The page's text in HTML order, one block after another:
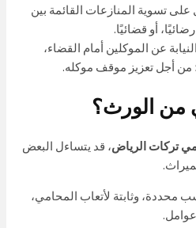
على تسوية المنازعات القائمة بين
أو قضائيًا.
عن الموكلين أمام القضاء،
من أجل تعزيز موقف موكله.
من الورث؟
تركات الرياض، قد يتساءل البعض
محددة، وثابتة لأتعاب المحامي،